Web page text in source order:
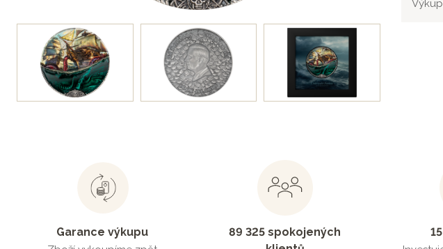
Garance výkupu
89 325 spokojených